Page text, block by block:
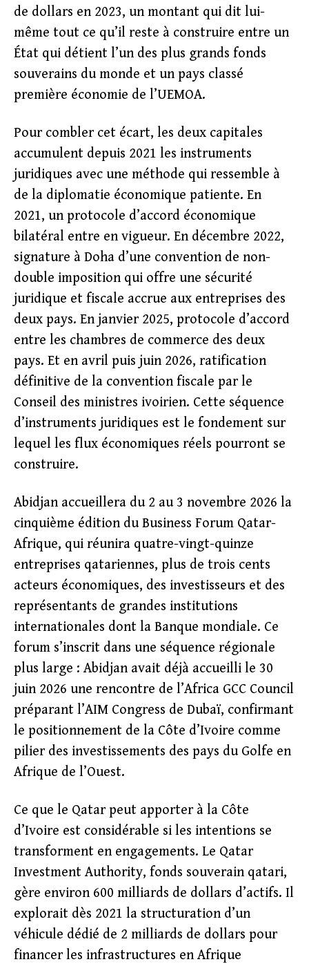
de dollars en 2023, un montant qui dit lui-
même tout ce qu’il reste à construire entre un
État qui détient l’un des plus grands fonds
souverains du monde et un pays classé
première économie de l’UEMOA.
Pour combler cet écart, les deux capitales
accumulent depuis 2021 les instruments
juridiques avec une méthode qui ressemble à
de la diplomatie économique patiente. En
2021, un protocole d’accord économique
bilatéral entre en vigueur. En décembre 2022,
signature à Doha d’une convention de non-
double imposition qui offre une sécurité
juridique et fiscale accrue aux entreprises des
deux pays. En janvier 2025, protocole d’accord
entre les chambres de commerce des deux
pays. Et en avril puis juin 2026, ratification
définitive de la convention fiscale par le
Conseil des ministres ivoirien. Cette séquence
d’instruments juridiques est le fondement sur
lequel les flux économiques réels pourront se
construire.
Abidjan accueillera du 2 au 3 novembre 2026 la
cinquième édition du Business Forum Qatar-
Afrique, qui réunira quatre-vingt-quinze
entreprises qatariennes, plus de trois cents
acteurs économiques, des investisseurs et des
représentants de grandes institutions
internationales dont la Banque mondiale. Ce
forum s’inscrit dans une séquence régionale
plus large : Abidjan avait déjà accueilli le 30
juin 2026 une rencontre de l’Africa GCC Council
préparant l’AIM Congress de Dubaï, confirmant
le positionnement de la Côte d’Ivoire comme
pilier des investissements des pays du Golfe en
Afrique de l’Ouest.
Ce que le Qatar peut apporter à la Côte
d’Ivoire est considérable si les intentions se
transforment en engagements. Le Qatar
Investment Authority, fonds souverain qatari,
gère environ 600 milliards de dollars d’actifs. Il
explorait dès 2021 la structuration d’un
véhicule dédié de 2 milliards de dollars pour
financer les infrastructures en Afrique